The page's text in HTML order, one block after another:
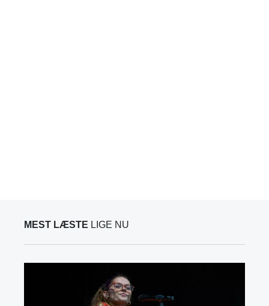
MEST LÆSTE LIGE NU